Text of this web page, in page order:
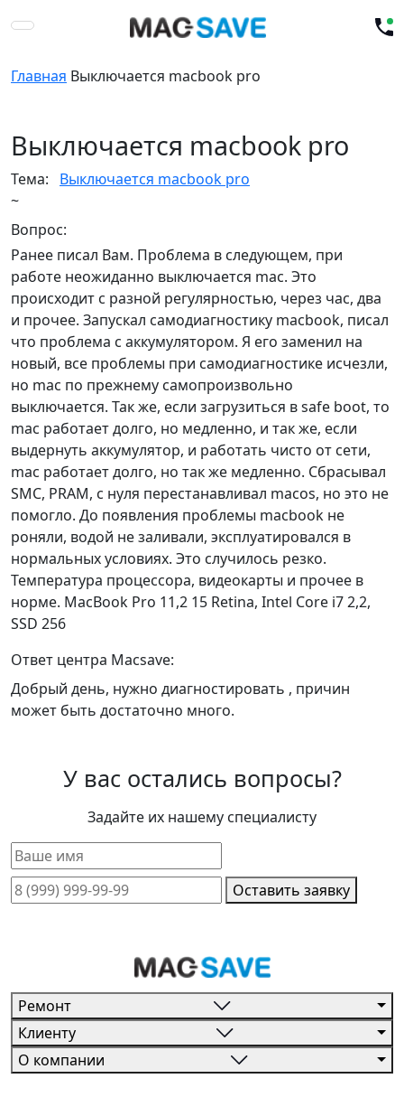
Главная Выключается macbook pro
Выключается macbook pro
Тема:
Выключается macbook pro
~
Вопрос:
Ранее писал Вам. Проблема в следующем, при
работе неожиданно выключается mac. Это
происходит с разной регулярностью, через час, два
и прочее. Запускал самодиагностику macbook, писал
что проблема с аккумулятором. Я его заменил на
новый, все проблемы при самодиагностике исчезли,
но mac по прежнему самопроизвольно
выключается. Так же, если загрузиться в safe boot, то
mac работает долго, но медленно, и так же, если
выдернуть аккумулятор, и работать чисто от сети,
mac работает долго, но так же медленно. Сбрасывал
SMC, PRAM, с нуля перестанавливал macos, но это не
помогло. До появления проблемы macbook не
роняли, водой не заливали, эксплуатировался в
нормальных условиях. Это случилось резко.
Температура процессора, видеокарты и прочее в
норме. MacBook Pro 11,2 15 Retina, Intel Core i7 2,2,
SSD 256
Ответ центра Macsave:
Добрый день, нужно диагностировать , причин
может быть достаточно много.
У вас остались вопросы?
Задайте их нашему специалисту
Оставить заявку
Ремонт
Клиенту
О компании